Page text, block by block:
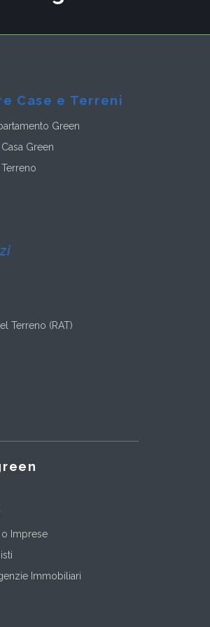
Case e Terreni
Green
Green
Terreno (RAT)
o Imprese
Immobiliari